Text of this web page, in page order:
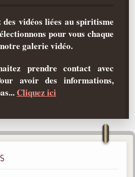
spirites
des vidéos liées au spiritisme
pour vous chaque
galerie vidéo.
prendre contact avec
avoir des informations,
Cliquez ici